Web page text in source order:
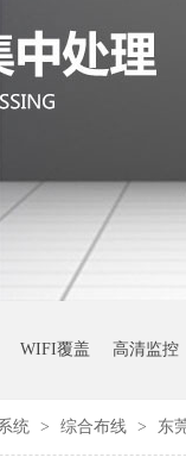
WIFI覆盖 高清监控
统 > 综合布线 > 东